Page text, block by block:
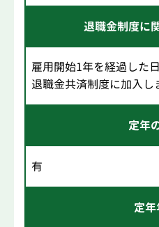
退職金制度に
雇用開始1年を経過した
退職金共済制度に加入し
定年
有
定